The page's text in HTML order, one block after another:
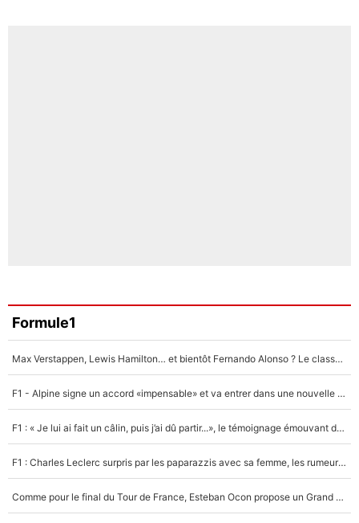
Formule1
Max Verstappen, Lewis Hamilton… et bientôt Fernando Alonso ? Le classement des pilotes les mieux payés en Formule 1 risque de changer !
F1 - Alpine signe un accord «impensable» et va entrer dans une nouvelle dimension : Grande nouvelle pour Pierre Gasly !
F1 : « Je lui ai fait un câlin, puis j’ai dû partir...», le témoignage émouvant de Max Verstappen sur sa fille
F1 : Charles Leclerc surpris par les paparazzis avec sa femme, les rumeurs étaient vraies !
Comme pour le final du Tour de France, Esteban Ocon propose un Grand Prix de Formule 1 à Paris : «Autour de l’Arc de Triomphe, ce serait génial» !